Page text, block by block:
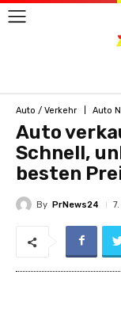
Auto / Verkehr Auto
Auto
Schnell,
besten
By PrNews24